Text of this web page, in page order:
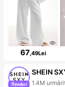
67,49Lei
SHEIN
1.4M